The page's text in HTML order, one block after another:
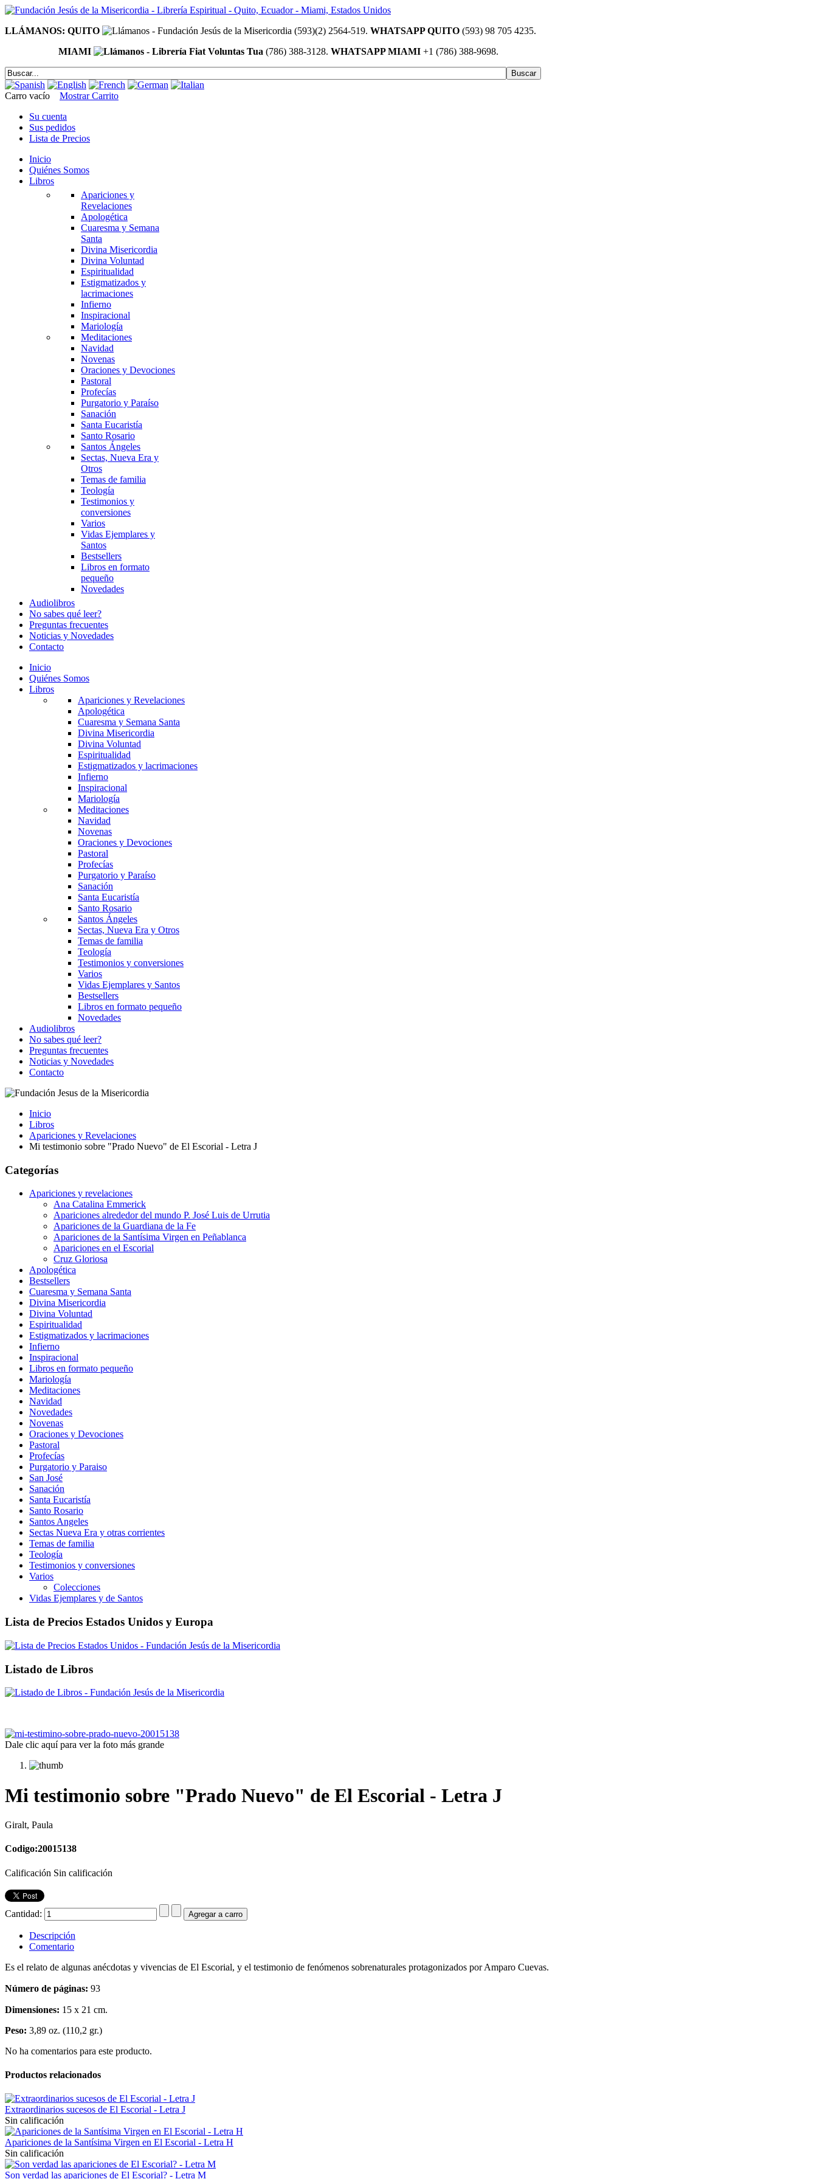
LLÁMANOS: QUITO (593)(2) 2564-519. WHATSAPP QUITO (593) 98 705 4235.
MIAMI
(786) 388-3128. WHATSAPP MIAMI +1 (786) 388-9698.
Carro vacío
Mostrar Carrito
Su cuenta
Sus pedidos
Lista de Precios
Inicio
Quiénes Somos
Libros
Apariciones y
Revelaciones
Apologética
Cuaresma y Semana
Santa
Divina Misericordia
Divina Voluntad
Espiritualidad
Estigmatizados y
lacrimaciones
Infierno
Inspiracional
Mariología
Meditaciones
Navidad
Novenas
Oraciones y Devociones
Pastoral
Profecías
Purgatorio y Paraíso
Sanación
Santa Eucaristía
Santo Rosario
Santos Ángeles
Sectas, Nueva Era y
Otros
Temas de familia
Teología
Testimonios y
conversiones
Varios
Vidas Ejemplares y
Santos
Bestsellers
Libros en formato
pequeño
Novedades
Audiolibros
No sabes qué leer?
Preguntas frecuentes
Noticias y Novedades
Contacto
Inicio
Quiénes Somos
Libros
Apariciones y Revelaciones
Apologética
Cuaresma y Semana Santa
Divina Misericordia
Divina Voluntad
Espiritualidad
Estigmatizados y lacrimaciones
Infierno
Inspiracional
Mariología
Meditaciones
Navidad
Novenas
Oraciones y Devociones
Pastoral
Profecías
Purgatorio y Paraíso
Sanación
Santa Eucaristía
Santo Rosario
Santos Ángeles
Sectas, Nueva Era y Otros
Temas de familia
Teología
Testimonios y conversiones
Varios
Vidas Ejemplares y Santos
Bestsellers
Libros en formato pequeño
Novedades
Audiolibros
No sabes qué leer?
Preguntas frecuentes
Noticias y Novedades
Contacto
Inicio
Libros
Apariciones y Revelaciones
Mi testimonio sobre "Prado Nuevo" de El Escorial - Letra J
Categorías
Apariciones y revelaciones
Ana Catalina Emmerick
Apariciones alrededor del mundo P. José Luis de Urrutia
Apariciones de la Guardiana de la Fe
Apariciones de la Santísima Virgen en Peñablanca
Apariciones en el Escorial
Cruz Gloriosa
Apologética
Bestsellers
Cuaresma y Semana Santa
Divina Misericordia
Divina Voluntad
Espiritualidad
Estigmatizados y lacrimaciones
Infierno
Inspiracional
Libros en formato pequeño
Mariología
Meditaciones
Navidad
Novedades
Novenas
Oraciones y Devociones
Pastoral
Profecías
Purgatorio y Paraiso
San José
Sanación
Santa Eucaristía
Santo Rosario
Santos Angeles
Sectas Nueva Era y otras corrientes
Temas de familia
Teología
Testimonios y conversiones
Varios
Colecciones
Vidas Ejemplares y de Santos
Lista de Precios Estados Unidos y Europa
Listado de Libros
Dale clic aquí para ver la foto más grande
Mi testimonio sobre "Prado Nuevo" de El Escorial - Letra J
Giralt, Paula
Codigo:20015138
Calificación Sin calificación
Cantidad:
Descripción
Comentario
Es el relato de algunas anécdotas y vivencias de El Escorial, y el testimonio de fenómenos sobrenaturales protagonizados por Amparo Cuevas.
Número de páginas: 93
Dimensiones: 15 x 21 cm.
Peso: 3,89 oz. (110,2 gr.)
No ha comentarios para este producto.
Productos relacionados
Extraordinarios sucesos de El Escorial - Letra J
Sin calificación
Apariciones de la Santísima Virgen en El Escorial - Letra H
Sin calificación
Son verdad las apariciones de El Escorial? - Letra M